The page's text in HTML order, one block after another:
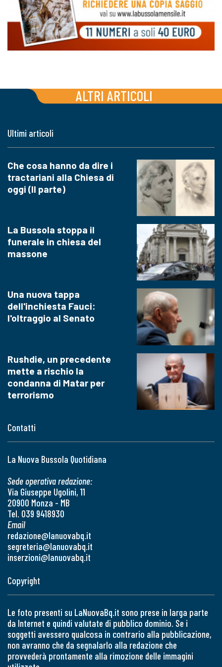
ALTRI ARTICOLI
Contatti
La Nuova Bussola Quotidiana
Sede operativa redazione:
Via Giuseppe Ugolini, 11
20900 Monza - MB
Tel. 039 9418930
Email
redazione@lanuovabq.it
segreteria@lanuovabq.it
inserzioni@lanuovabq.it
Ultimi articoli
Che cosa hanno da dire i
tractariani alla Chiesa di
oggi (II parte)
La Bussola stoppa il
funerale in chiesa del
massone
Una nuova tappa
dell'inchiesta Fauci:
l'oltraggio al Senato
Rushdie, un precedente
mette a rischio la
condanna di Matar per
terrorismo
Copyright
Le foto presenti su LaNuovaBq.it sono prese in larga parte
da Internet e quindi valutate di pubblico dominio. Se i
soggetti avessero qualcosa in contrario alla pubblicazione,
non avranno che da segnalarlo alla redazione che
provvederà prontamente alla rimozione delle immagini